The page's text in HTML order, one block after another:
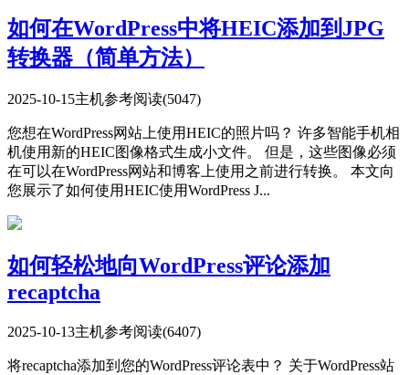
如何在WordPress中将HEIC添加到JPG
转换器（简单方法）
2025-10-15主机参考阅读(5047)
您想在WordPress网站上使用HEIC的照片吗？ 许多智能手机相
机使用新的HEIC图像格式生成小文件。 但是，这些图像必须
在可以在WordPress网站和博客上使用之前进行转换。 本文向
您展示了如何使用HEIC使用WordPress J...
如何轻松地向WordPress评论添加
recaptcha
2025-10-13主机参考阅读(6407)
将recaptcha添加到您的WordPress评论表中？ 关于WordPress站